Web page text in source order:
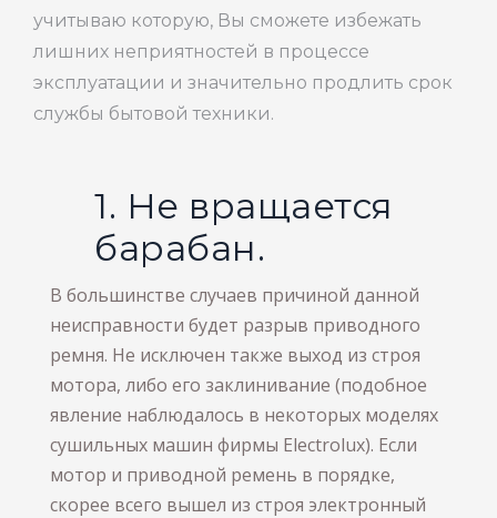
учитываю которую, Вы сможете избежать
лишних неприятностей в процессе
эксплуатации и значительно продлить срок
службы бытовой техники.
1. Не вращается
барабан.
В большинстве случаев причиной данной
неисправности будет разрыв приводного
ремня. Не исключен также выход из строя
мотора, либо его заклинивание (подобное
явление наблюдалось в некоторых моделях
сушильных машин фирмы Electrolux). Если
мотор и приводной ремень в порядке,
скорее всего вышел из строя электронный